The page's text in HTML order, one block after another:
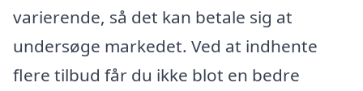
varierende, så det kan betale sig at
undersøge markedet. Ved at indhente
flere tilbud får du ikke blot en bedre